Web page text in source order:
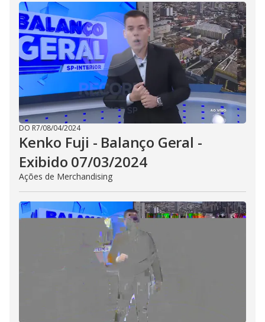
DO R7/08/04/2024
Kenko Fuji - Balanço Geral -
Exibido 07/03/2024
Ações de Merchandising